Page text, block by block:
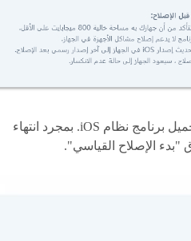
اختر "تنزيل" لتحميل برنامج نظام iOS. بمجرد انتهاء
"بدء الإصلاح القياسي".